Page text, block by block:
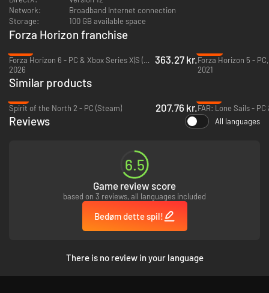
Network:
Broadband Internet connection
Storage:
100 GB available space
Forza Horizon franchise
Forza Horizon 6 - PC & Xbox Series X|S (Microsoft Store)
2026
363.27 kr.
2021
Similar products
Spirit of the North 2 - PC (Steam)
207.76 kr.FAR: Lone Sails -
Reviews All languages
6.5
Game review score
based on 3 reviews, all languages included
Bedøm dette spil!
There is no review in your language